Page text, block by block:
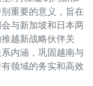
重要的意义，旨在
与新加坡和日本两
越新战略伙伴关
内涵，巩固越南与
领域的务实和高效